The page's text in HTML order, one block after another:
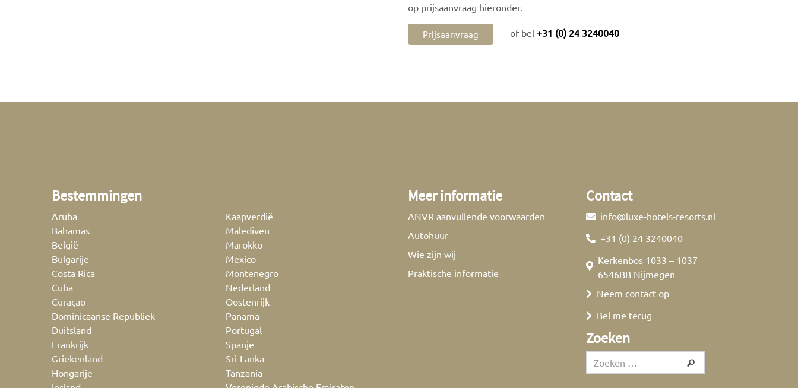
op prijsaanvraag hieronder.
Prijsaanvraag of bel +31 (0) 24 3240040
Bestemmingen
Aruba
Bahamas
België
Bulgarije
Costa Rica
Cuba
Curaçao
Dominicaanse Republiek
Duitsland
Frankrijk
Griekenland
Hongarije
Kaapverdië
Malediven
Marokko
Mexico
Montenegro
Nederland
Oostenrijk
Panama
Portugal
Spanje
Sri-Lanka
Tanzania
Meer informatie
ANVR aanvullende voorwaarden
Autohuur
Wie zijn wij
Praktische informatie
Contact
info@luxe-hotels-resorts.nl
+31 (0) 24 3240040
Kerkenbos 1033 – 1037
6546BB Nijmegen
Neem contact op
Bel me terug
Zoeken